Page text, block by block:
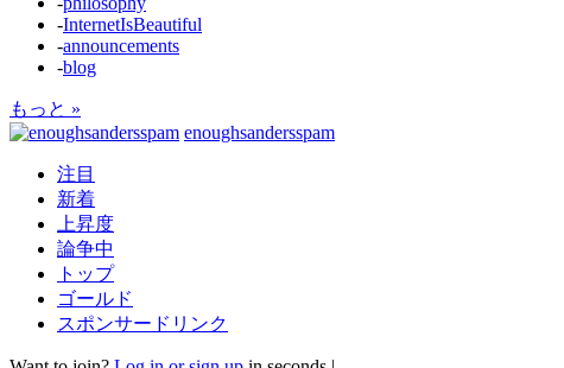
-InternetIsBeautiful
-announcements
-blog
もっと »
enoughsandersspam
注目
新着
上昇度
論争中
トップ
ゴールド
スポンサードリンク